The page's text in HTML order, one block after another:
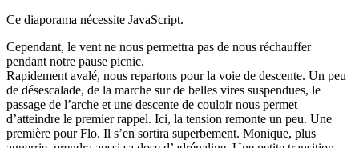
Ce diaporama nécessite JavaScript.
Cependant, le vent ne nous permettra pas de nous réchauffer
pendant notre pause picnic.
Rapidement avalé, nous repartons pour la voie de descente. Un peu
de désescalade, de la marche sur de belles vires suspendues, le
passage de l’arche et une descente de couloir nous permet
d’atteindre le premier rappel. Ici, la tension remonte un peu. Une
première pour Flo. Il s’en sortira superbement. Monique, plus